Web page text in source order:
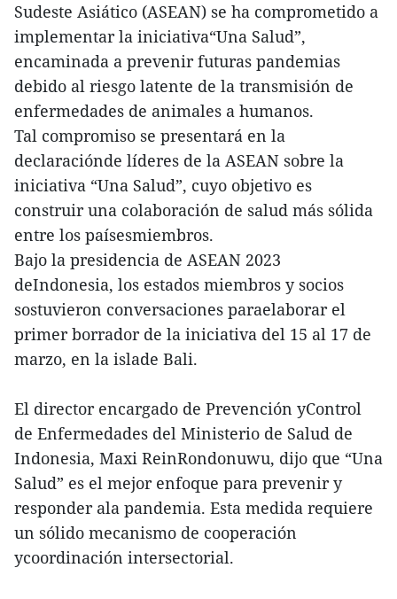
Sudeste Asiático (ASEAN) se ha comprometido a
implementar la iniciativa“Una Salud”,
encaminada a prevenir futuras pandemias
debido al riesgo latente de la transmisión de
enfermedades de animales a humanos.
Tal compromiso se presentará en la
declaraciónde líderes de la ASEAN sobre la
iniciativa “Una Salud”, cuyo objetivo es
construir una colaboración de salud más sólida
entre los paísesmiembros.
Bajo la presidencia de ASEAN 2023
deIndonesia, los estados miembros y socios
sostuvieron conversaciones paraelaborar el
primer borrador de la iniciativa del 15 al 17 de
marzo, en la islade Bali.
El director encargado de Prevención yControl
de Enfermedades del Ministerio de Salud de
Indonesia, Maxi ReinRondonuwu, dijo que “Una
Salud” es el mejor enfoque para prevenir y
responder ala pandemia. Esta medida requiere
un sólido mecanismo de cooperación
ycoordinación intersectorial.